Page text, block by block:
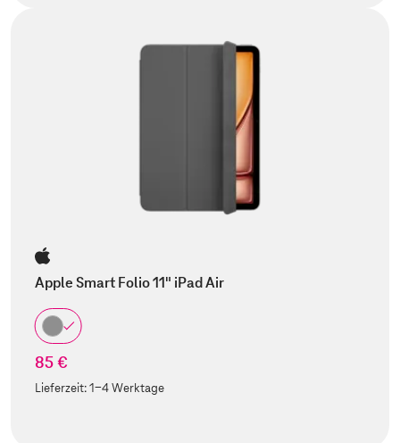
Apple Smart Folio 11" iPad Air
85 €
Lieferzeit:1-4 Werktage